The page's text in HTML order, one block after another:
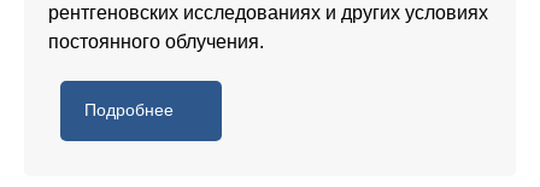
рентгеновских исследованиях и других условиях
постоянного облучения.
Подробнее